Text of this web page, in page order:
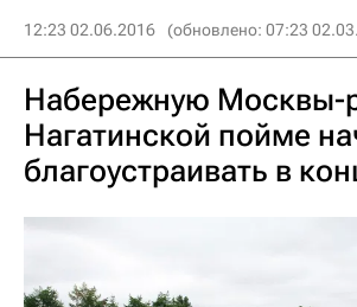
12:23 02.06.2016 (обновлено: 07:23
Набережную Москвы-
Нагатинской пойме
благоустраивать в